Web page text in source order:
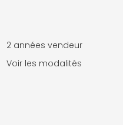
2 années vendeur
Voir les modalités